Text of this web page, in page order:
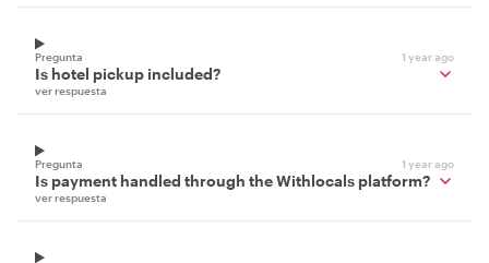
Pregunta 1 year ago
Is hotel pickup included?
ver respuesta
Pregunta 1 year ago
Is payment handled through the Withlocals platform?
ver respuesta